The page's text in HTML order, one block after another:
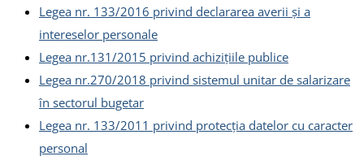
Legea nr. 133/2016 privind declararea averii și a
intereselor personale
Legea nr.131/2015 privind achizițiile publice
Legea nr.270/2018 privind sistemul unitar de salarizare
în sectorul bugetar
Legea nr. 133/2011 privind protecția datelor cu caracter
personal